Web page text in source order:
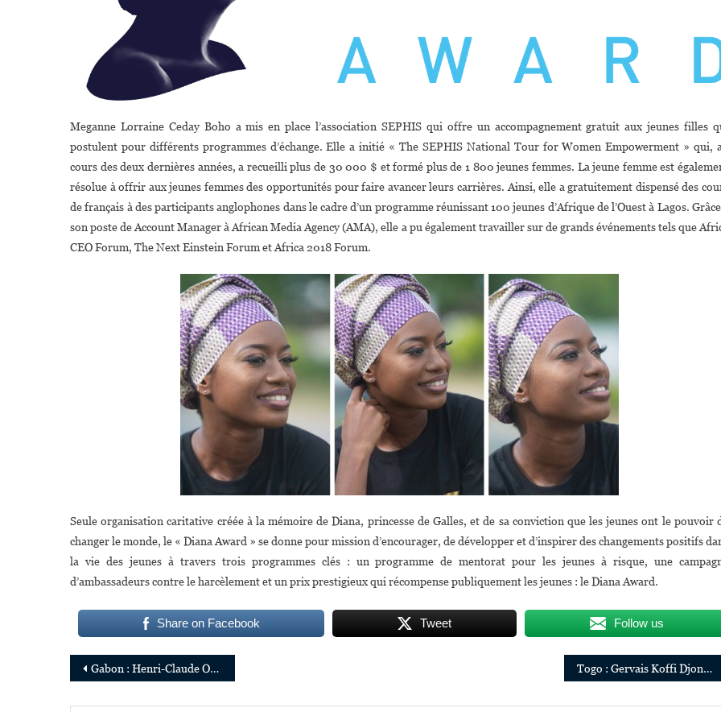
Meganne Lorraine Ceday Boho a mis en place l’association SEPHIS qui offre un accompagnement gratuit aux jeunes filles
postulent pour différents programmes d’échange. Elle a initié « The SEPHIS National Tour for Women Empowerment » qui,
cours des deux dernières années, a recueilli plus de 30 000 $ et formé plus de 1 800 jeunes femmes. La jeune femme est
résolue à offrir aux jeunes femmes des opportunités pour faire avancer leurs carrières. Ainsi, elle a gratuitement dispensé des
de français à des participants anglophones dans le cadre d’un programme réunissant 100 jeunes d’Afrique de l’Ouest à Lagos.
son poste de Account Manager à African Media Agency (AMA), elle a pu également travailler sur de grands événements tels que
CEO Forum, The Next Einstein Forum et Africa 2018 Forum.
Seule organisation caritative créée à la mémoire de Diana, princesse de Galles, et de sa conviction que les jeunes ont le pouvoir
changer le monde, le « Diana Award » se donne pour mission d’encourager, de développer et d’inspirer des changements positifs
la vie des jeunes à travers trois programmes clés : un programme de mentorat pour les jeunes à risque, une
d’ambassadeurs contre le harcèlement et un prix prestigieux qui récompense publiquement les jeunes : le Diana Award.
Share on Facebook Tweet Follow us
Navigation
de
Gabon : Henri-Claude OYIMA, nouveau Président de la bourse unifiée de la zone CEMAC Togo : Gervais Koffi Djondo publie l’ouvrage « L’Afrique d’abord, Africa First »